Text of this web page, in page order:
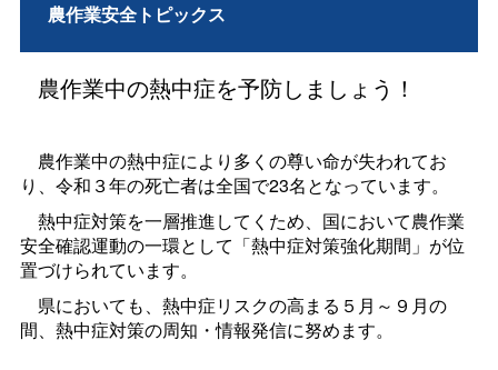
農作業安全トピックス
農作業中の熱中症を予防しましょう！
農作業中の熱中症により多くの尊い命が失われてお
り、令和３年の死亡者は全国で23名となっています。
熱中症対策を一層推進してくため、国において農作業
安全確認運動の一環として「熱中症対策強化期間」が位
置づけられています。
県においても、熱中症リスクの高まる５月～９月の
間、熱中症対策の周知・情報発信に努めます。